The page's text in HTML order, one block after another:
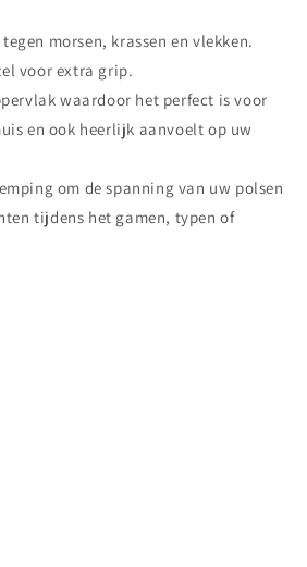
morsen, krassen en vlekken.
voor extra grip.
waardoor het perfect is voor
en ook heerlijk aanvoelt op uw
om de spanning van uw polsen
tijdens het gamen, typen of